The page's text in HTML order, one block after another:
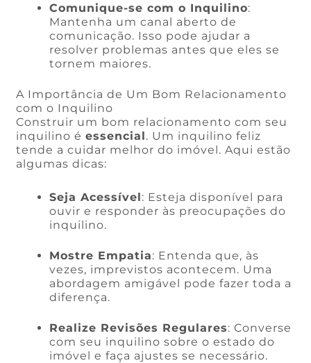
Comunique-se com o Inquilino:
Mantenha um canal aberto de
comunicação. Isso pode ajudar a
resolver problemas antes que eles se
tornem maiores.
A Importância de Um Bom Relacionamento
com o Inquilino
Construir um bom relacionamento com seu
inquilino éessencial. Um inquilino feliz
tende a cuidar melhor do imóvel. Aqui estão
algumas dicas:
Seja Acessível: Esteja disponível para
ouvir e responder às preocupações do
inquilino.
Mostre Empatia: Entenda que, às
vezes, imprevistos acontecem. Uma
abordagem amigável pode fazer toda a
diferença.
Realize Revisões Regulares: Converse
com seu inquilino sobre o estado do
imóvel e faça ajustes se necessário.